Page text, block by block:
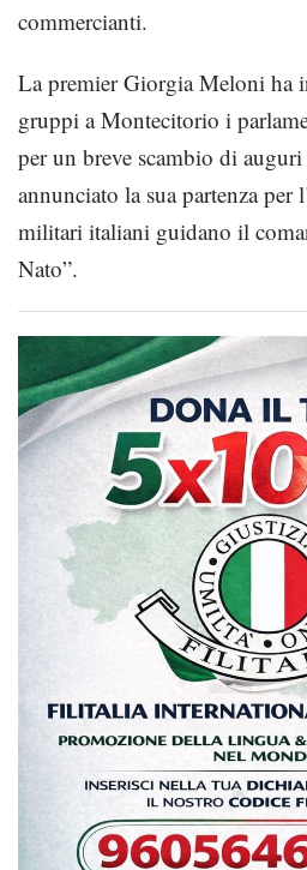
commercianti.
La premier Giorgia Meloni ha
gruppi a Montecitorio i
per un breve scambio di
annunciato la sua partenza per
militari italiani guidano il
Nato”.